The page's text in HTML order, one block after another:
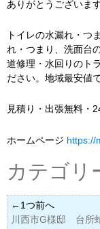
ありがとうございます
トイレの水漏れ・つ
れ・つまり、洗面台
道修理・水回りのト
ださい。地域最安値
見積り・出張無料・
ホームページ https://
カテゴリ
川西市G様邸 台所